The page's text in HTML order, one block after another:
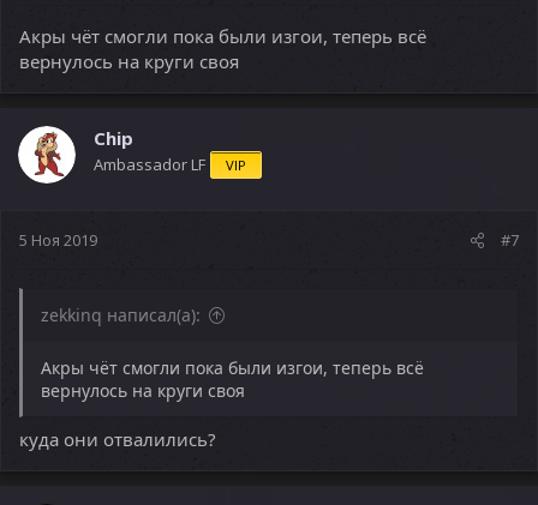
Акры чёт смогли пока были изгои, теперь всё
вернулось на круги своя
Chip
Ambassador LF VIP
5 Ноя 2019 #7
zekkinq написал(а):
Акры чёт смогли пока были изгои, теперь всё
вернулось на круги своя
куда они отвалились?